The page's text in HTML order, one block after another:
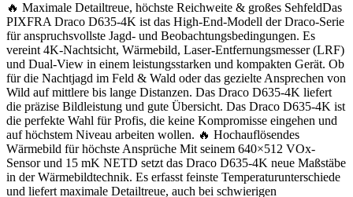
🔥 Maximale Detailtreue, höchste Reichweite & großes SehfeldDas
PIXFRA Draco D635-4K ist das High-End-Modell der Draco-Serie
für anspruchsvollste Jagd- und Beobachtungsbedingungen. Es
vereint 4K-Nachtsicht, Wärmebild, Laser-Entfernungsmesser (LRF)
und Dual-View in einem leistungsstarken und kompakten Gerät. Ob
für die Nachtjagd im Feld & Wald oder das gezielte Ansprechen von
Wild auf mittlere bis lange Distanzen. Das Draco D635-4K liefert
die präzise Bildleistung und gute Übersicht. Das Draco D635-4K ist
die perfekte Wahl für Profis, die keine Kompromisse eingehen und
auf höchstem Niveau arbeiten wollen. 🔥 Hochauflösendes
Wärmebild für höchste Ansprüche Mit seinem 640×512 VOx-
Sensor und 15 mK NETD setzt das Draco D635-4K neue Maßstäbe
in der Wärmebildtechnik. Es erfasst feinste Temperaturunterschiede
und liefert maximale Detailtreue, auch bei schwierigen